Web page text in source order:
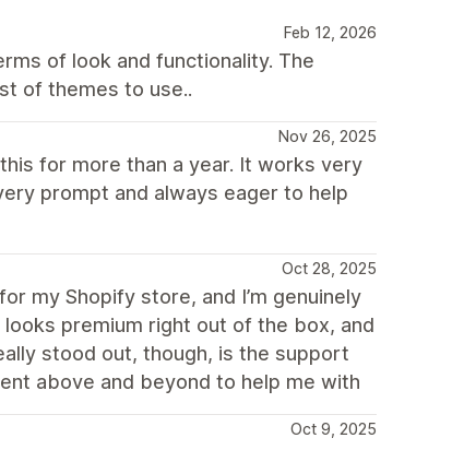
Feb 12, 2026
of look and functionality. The
of themes to use..
Nov 26, 2025
for more than a year. It works very
prompt and always eager to help
Oct 28, 2025
my Shopify store, and I’m genuinely
premium right out of the box, and
stood out, though, is the support
above and beyond to help me with
Oct 9, 2025